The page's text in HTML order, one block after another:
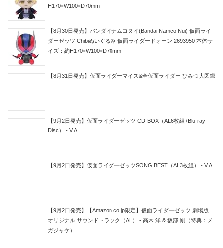
H170×W100×D70mm
【8月30日発売】バンダイナムコヌイ(Bandai Namco Nui) 仮面ライ
ダーゼッツ Chibiぬいぐるみ 仮面ライダードォーン 2693950 本体サ
イズ：約H170×W100×D70mm
【8月31日発売】仮面ライダーマイス&全仮面ライダー ひみつ大図鑑
【9月2日発売】仮面ライダーゼッツ CD-BOX（AL6枚組+Blu-ray
Disc） - V.A.
【9月2日発売】仮面ライダーゼッツSONG BEST（AL3枚組） - V.A.
【9月2日発売】【Amazon.co.jp限定】仮面ライダーゼッツ 劇場版
オリジナル サウンドトラック（AL） - 高木 洋 & 坂部 剛（特典：メ
ガジャケ）